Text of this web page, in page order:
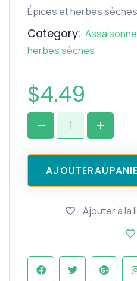
Épices et herbes
Category:
herbes sèches
$4.49
AJ OUTERAUPANIE
Ajouter à la